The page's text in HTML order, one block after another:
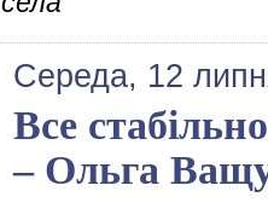
Середа, 12
Все
– Ольга